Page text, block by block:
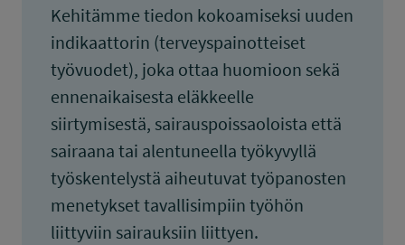
Kehitämme tiedon kokoamiseksi uuden
indikaattorin (terveyspainotteiset
työvuodet), joka ottaa huomioon sekä
ennenaikaisesta eläkkeelle
siirtymisestä, sairauspoissaoloista että
sairaana tai alentuneella työkyvyllä
työskentelystä aiheutuvat työpanosten
menetykset tavallisimpiin työhön
liittyviin sairauksiin liittyen.